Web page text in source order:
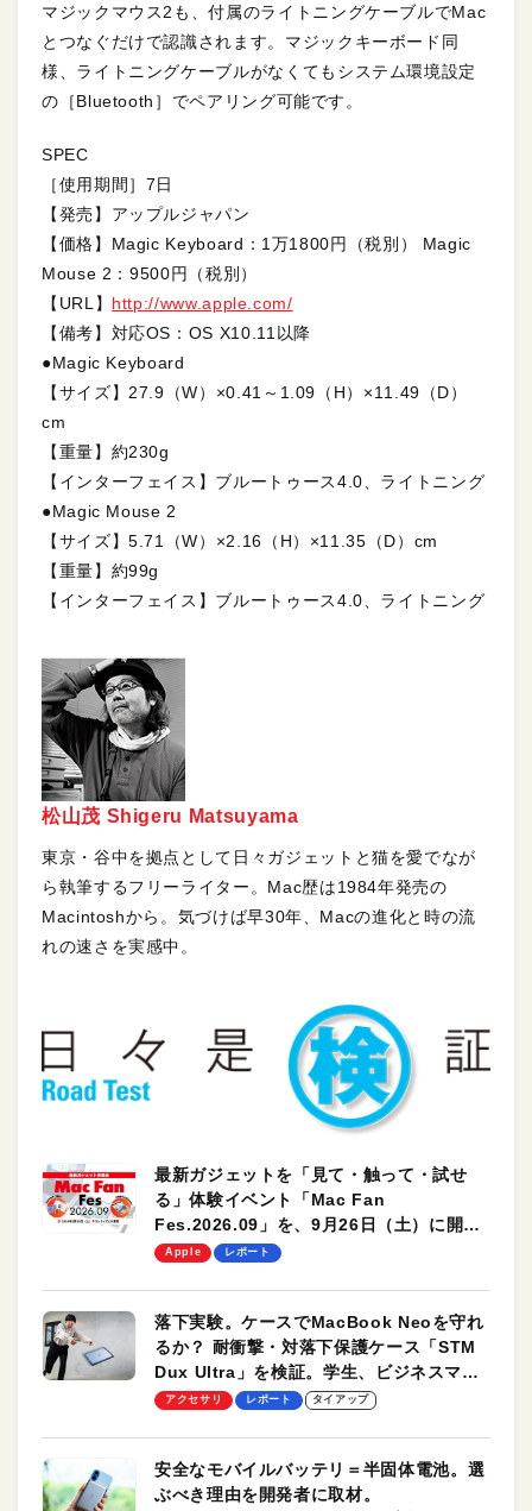
マジックマウス2も、付属のライトニングケーブルでMac
とつなぐだけで認識されます。マジックキーボード同
様、ライトニングケーブルがなくてもシステム環境設定
の［Bluetooth］でペアリング可能です。
SPEC
［使用期間］7日
【発売】アップルジャパン
【価格】Magic Keyboard：1万1800円（税別） Magic
Mouse 2：9500円（税別）
【URL】 http://www.apple.com/
【備考】対応OS：OS X10.11以降
●Magic Keyboard
【サイズ】27.9（W）×0.41～1.09（H）×11.49（D）
cm
【重量】約230g
【インターフェイス】ブルートゥース4.0、ライトニング
●Magic Mouse 2
【サイズ】5.71（W）×2.16（H）×11.35（D）cm
【重量】約99g
【インターフェイス】ブルートゥース4.0、ライトニング
松山茂 Shigeru Matsuyama
東京・谷中を拠点として日々ガジェットと猫を愛でなが
ら執筆するフリーライター。Mac歴は1984年発売の
Macintoshから。気づけば早30年、Macの進化と時の流
れの速さを実感中。
最新ガジェットを「見て・触って・試せ
る」体験イベント「Mac Fan
Fes.2026.09」を、9月26日（土）に開催
します！
Apple レポート
落下実験。ケースでMacBook Neoを守れ
るか？ 耐衝撃・対落下保護ケース「STM
Dux Ultra」を検証。学生、ビジネスマン
のモバイルユースに最適！
アクセサリ レポート タイアップ
安全なモバイルバッテリ＝半固体電池。選
ぶべき理由を開発者に取材。